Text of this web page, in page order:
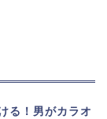
る！男がカラオ